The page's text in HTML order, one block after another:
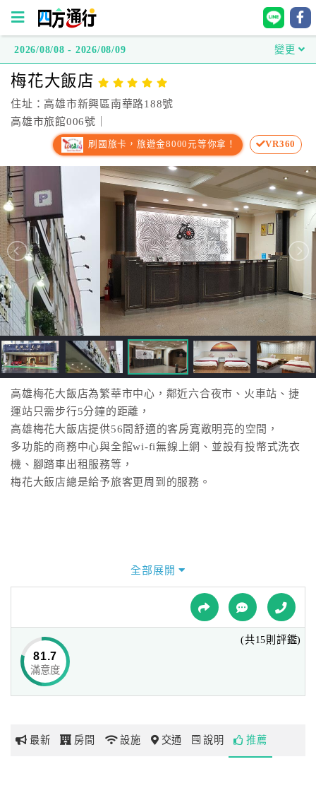
方
通
行
台
灣
房
直
接
跟
飯
店
訂
房
HOT
特
色
球
網
玩
2026/08/08 - 2026/08/09 變更
梅花大飯店
住址：高雄市新興區南華路188號
高雄市旅館006號｜
刷國旅卡，旅遊金8000元等你拿！ VR360
高雄梅花大飯店為繁華市中心，鄰近六合夜市、火車站、捷
運站只需步行5分鐘的距離，
高雄梅花大飯店提供56間舒適的客房寬敞明亮的空間，
多功能的商務中心與全館wi-fi無線上網、並設有投幣式洗衣
機、腳踏車出租服務等，
梅花大飯店總是給予旅客更周到的服務。
全部展開
81.7
滿意度
(共15則評鑑)
最新 房間 設施 交通 說明 推薦